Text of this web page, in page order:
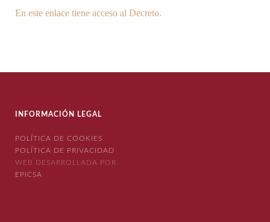
En este enlace tiene acceso al Decreto.
INFORMACIÓN LEGAL
POLÍTICA DE COOKIES
POLÍTICA DE PRIVACIDAD
WEB DESARROLLADA POR
EPICSA